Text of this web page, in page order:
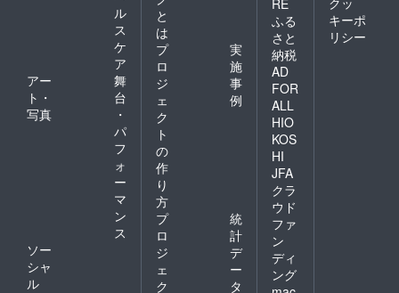
ル
ス
ケ
ア
アー
ト・
写真
舞
台
・
パ
フ
ォ
ー
マ
ン
ス
ソー
シャ
ル
と
は
プ
ロ
ジ
ェ
ク
ト
の
作
り
方
実
施
事
例
プ
ロ
ジ
ェ
ク
統
計
デ
ー
タ
ふる
さと
納税
AD
FOR
ALL
HIO
KOS
HI
JFA
クラ
ウド
ファ
ン
ディ
ング
キーポ
リシー